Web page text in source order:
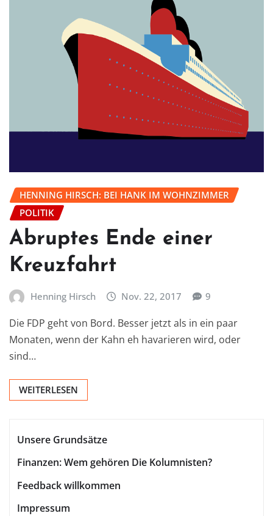
HENNING HIRSCH: BEI HANK IM WOHNZIMMER
POLITIK
Abruptes Ende einer
Kreuzfahrt
Henning Hirsch Nov. 22, 2017 9
Die FDP geht von Bord. Besser jetzt als in ein paar
Monaten, wenn der Kahn eh havarieren wird, oder
sind…
WEITERLESEN
Unsere Grundsätze
Finanzen: Wem gehören Die Kolumnisten?
Feedback willkommen
Impressum